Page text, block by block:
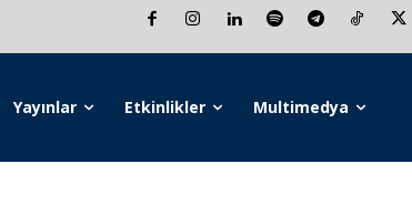
Yayınlar Etkinlikler Multimedya